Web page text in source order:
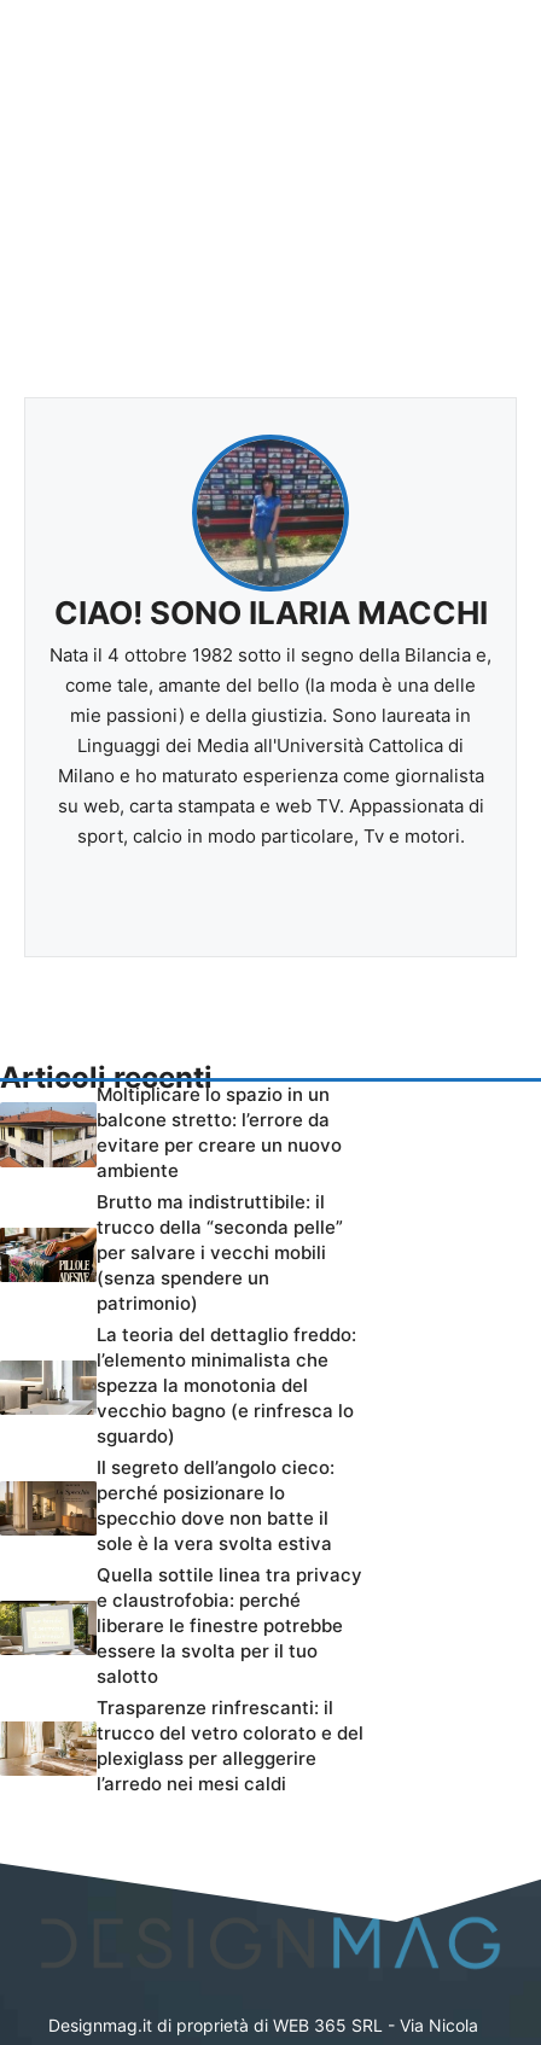
CIAO! SONO ILARIA MACCHI
Nata il 4 ottobre 1982 sotto il segno della Bilancia e,
come tale, amante del bello (la moda è una delle
mie passioni) e della giustizia. Sono laureata in
Linguaggi dei Media all'Università Cattolica di
Milano e ho maturato esperienza come giornalista
su web, carta stampata e web TV. Appassionata di
sport, calcio in modo particolare, Tv e motori.
Articoli recenti
Moltiplicare lo spazio in un
balcone stretto: l’errore da
evitare per creare un nuovo
ambiente
Brutto ma indistruttibile: il
trucco della “seconda pelle”
per salvare i vecchi mobili
(senza spendere un
patrimonio)
La teoria del dettaglio freddo:
l’elemento minimalista che
spezza la monotonia del
vecchio bagno (e rinfresca lo
sguardo)
Il segreto dell’angolo cieco:
perché posizionare lo
specchio dove non batte il
sole è la vera svolta estiva
Quella sottile linea tra privacy
e claustrofobia: perché
liberare le finestre potrebbe
essere la svolta per il tuo
salotto
Trasparenze rinfrescanti: il
trucco del vetro colorato e del
plexiglass per alleggerire
l’arredo nei mesi caldi
Designmag.it di proprietà di WEB 365 SRL - Via Nicola